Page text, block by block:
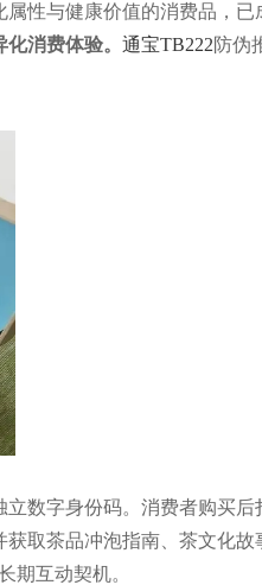
性与健康价值的消费品，
消费体验。 通宝TB222防伪
数字身份码。消费者购买
取茶品冲泡指南、茶文化
期互动契机。